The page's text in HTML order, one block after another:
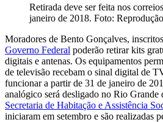
Retirada deve ser feita nos
janeiro de 2018. Foto: Reprodução
Moradores de Bento Gonçalves,
Governo Federal poderão retirar kits
digitais e antenas. Os equipamentos
de televisão recebam o sinal digital de
funcionar a partir de 31 de janeiro de
analógico será desligado no Rio Grande
Secretaria de Habitação e Assistência
iniciaram em setembro e são realizadas